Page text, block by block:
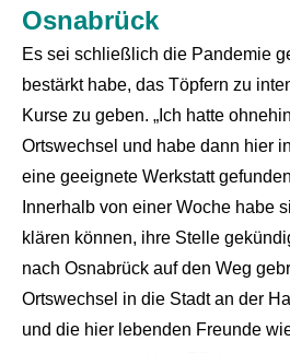
Osnabrück
Es sei schließlich die Pandemie
bestärkt habe, das Töpfern zu
Kurse zu geben. „Ich hatte
Ortswechsel und habe dann hier
eine geeignete Werkstatt
Innerhalb von einer Woche habe
klären können, ihre Stelle
nach Osnabrück auf den Weg
Ortswechsel in die Stadt an der
und die hier lebenden Freunde